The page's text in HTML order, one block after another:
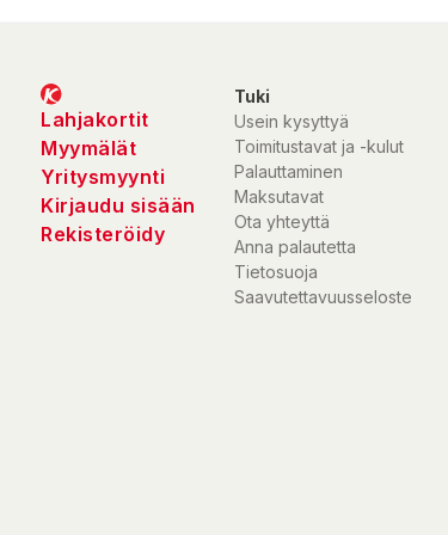
Lahjakortit
Myymälät
Yritysmyynti
Kirjaudu sisään
Rekisteröidy
Tuki
Usein kysyttyä
Toimitustavat ja -kulut
Palauttaminen
Maksutavat
Ota yhteyttä
Anna palautetta
Tietosuoja
Saavutettavuusseloste